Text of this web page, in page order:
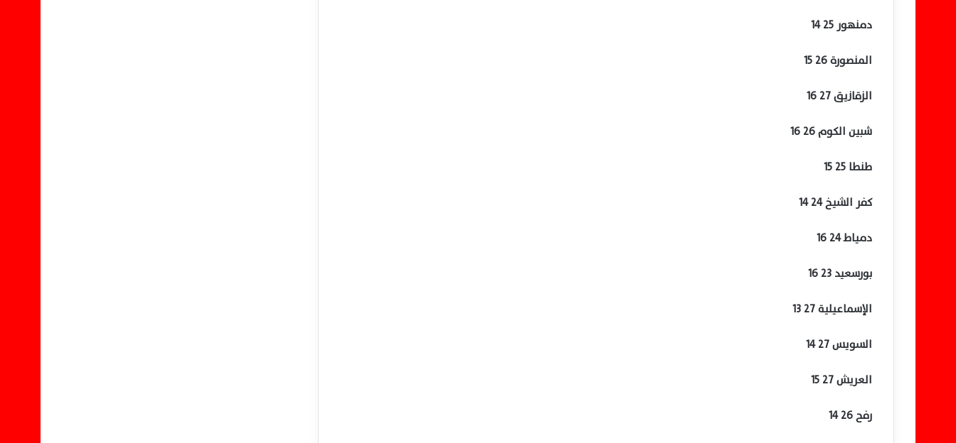
دمنهور 25 14
المنصورة 26 15
الزقازيق 27 16
شبين الكوم 26 16
طنطا 25 15
كفر الشيخ 24 14
دمياط 24 16
بورسعيد 23 16
الإسماعيلية 27 13
السويس 27 14
العريش 27 15
رفح 26 14